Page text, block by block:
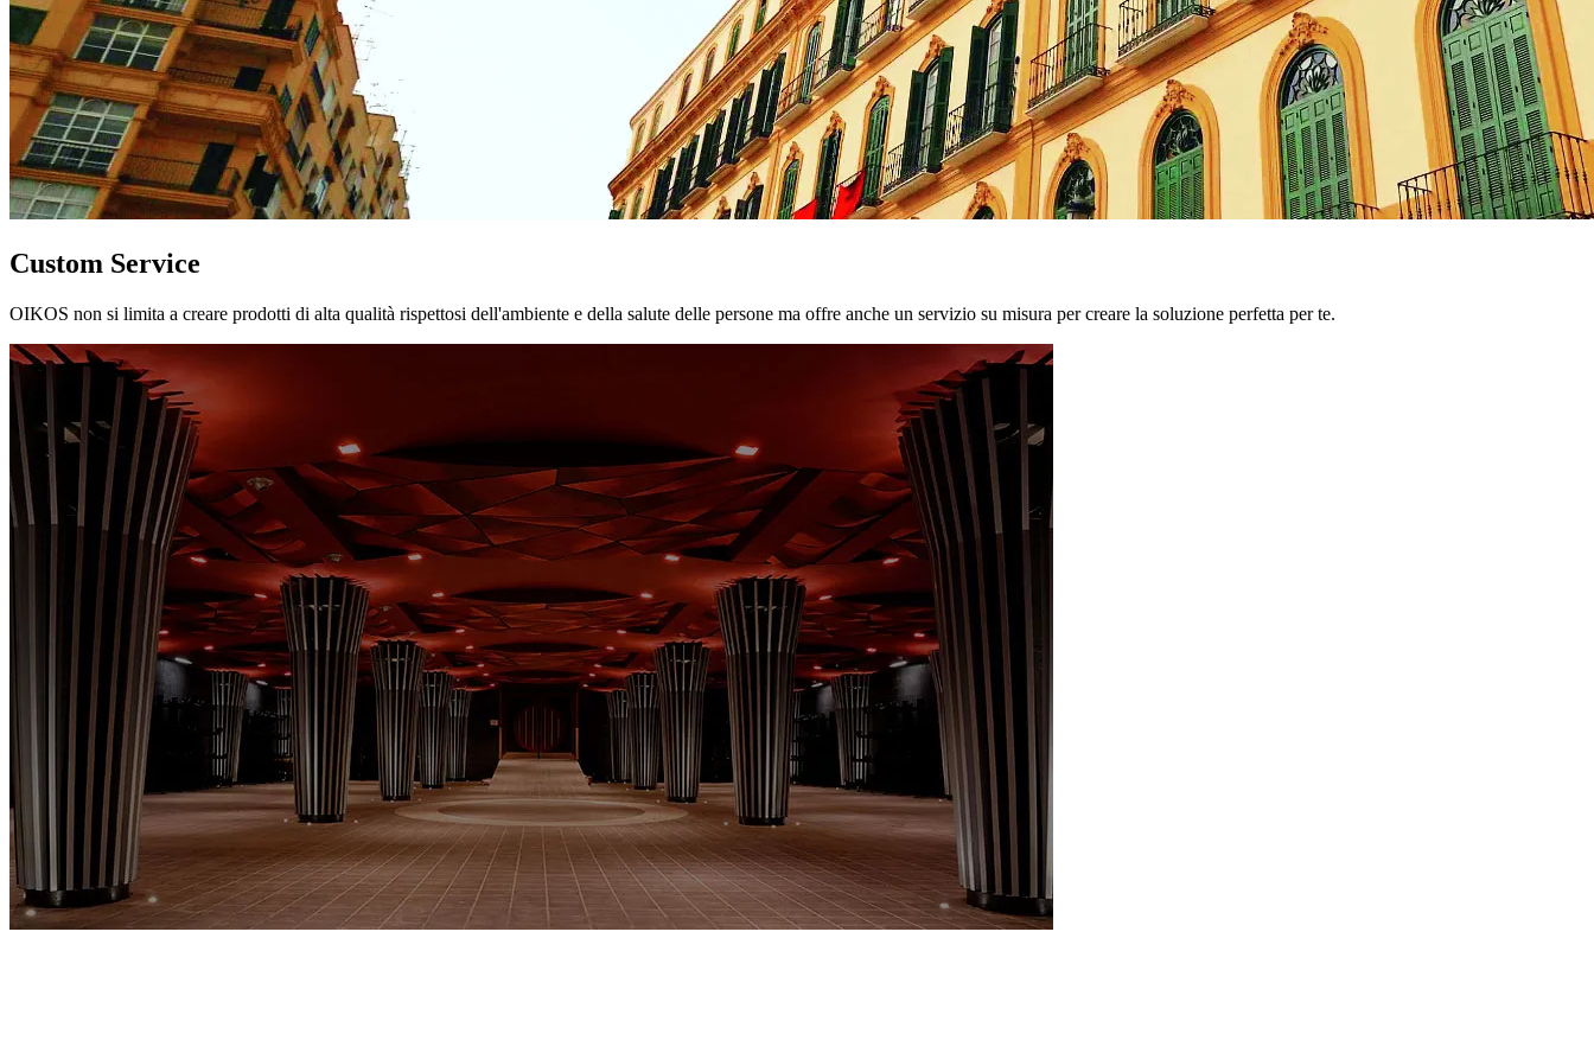
Custom Service
OIKOS non si limita a creare prodotti di alta qualità rispettosi dell'ambiente e della salute delle persone ma offre anche un servizio su misura per creare la soluzione perfetta per te.